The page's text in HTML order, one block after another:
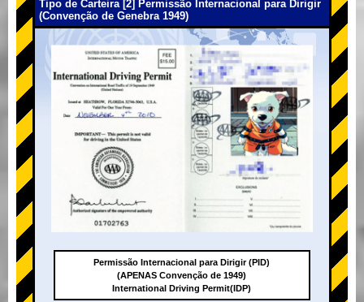
Tipo de Carteira [2] Permissão Internacional para Dirigir
(Convenção de Genebra 1949)
Permissão Internacional para Dirigir (PID)
(APENAS Convenção de 1949)
International Driving Permit(IDP)